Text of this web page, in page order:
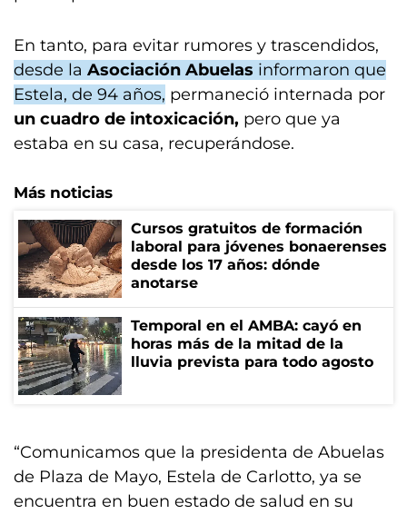
En tanto, para evitar rumores y trascendidos,
desde la Asociación Abuelas informaron que
Estela, de 94 años, permaneció internada por
un cuadro de intoxicación, pero que ya
estaba en su casa, recuperándose.
Más noticias
Cursos gratuitos de formación
laboral para jóvenes bonaerenses
desde los 17 años: dónde
anotarse
Temporal en el AMBA: cayó en
horas más de la mitad de la
lluvia prevista para todo agosto
“Comunicamos que la presidenta de Abuelas
de Plaza de Mayo, Estela de Carlotto, ya se
encuentra en buen estado de salud en su